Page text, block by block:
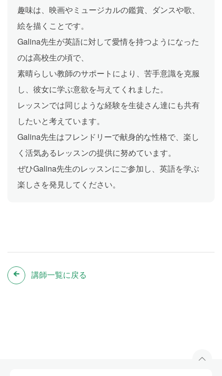
趣味は、映画やミュージカルの鑑賞、ダンスや歌、
絵を描くことです。
Galina先生が英語に対して愛情を持つようになった
のは高校生の頃で、
素晴らしい教師のサポートにより、苦手意識を克服
し、彼女に学ぶ意欲を与えてくれました。
レッスンでは同じような経験を生徒さん達にも共有
したいと考えています。
Galina先生はフレンドリーで献身的な性格で、楽し
く活気あるレッスンの提供に努めています。
ぜひGalina先生のレッスンにご参加し、英語を学ぶ
楽しさを発見してください。
講師一覧に戻る